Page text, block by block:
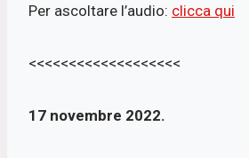
Per ascoltare l’audio: clicca qui
<<<<<<<<<<<<<<<<<<<
17 novembre 2022.